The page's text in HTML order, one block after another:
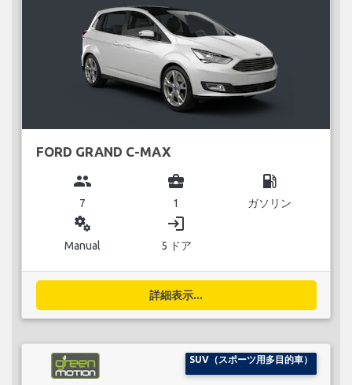
FORD GRAND C-MAX
group
7
business_center
1
local_gas_station
ガソリン
miscellaneous_services
Manual
login
5 ドア
詳細表示...
SUV（スポーツ用多目的車）